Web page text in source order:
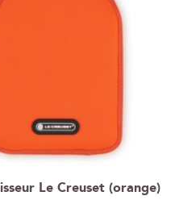
Le Creuset (orange)